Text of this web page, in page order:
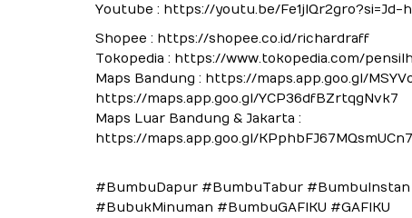
Youtube : https://youtu.be/Fe1jlQr2gro?si=Jd-
Shopee : https://shopee.co.id/richardraff
Tokopedia : https://www.tokopedia.com/
Maps Bandung : https://maps.app.goo.gl/
https://maps.app.goo.gl/YCP36dfBZrtqgNvk7
Maps Luar Bandung & Jakarta :
https://maps.app.goo.gl/KPphbFJ67MQsmUCn7
#BumbuDapur #BumbuTabur
#BubukMinuman #BumbuGAFIKU #GAFIKU